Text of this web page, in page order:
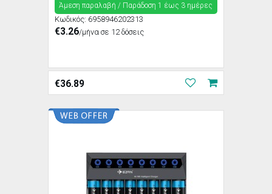
Άμεση παραλαβή / Παράδoση 1 έως 3 ημέρες
Κωδικός: 6958946202313
€3.26/μήνα σε 12 δόσεις
€36.89